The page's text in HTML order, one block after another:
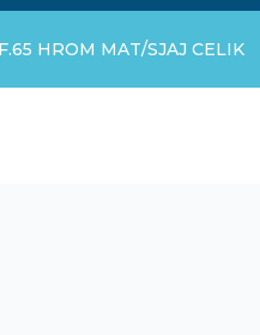
HROM MAT/SJAJ CELIK